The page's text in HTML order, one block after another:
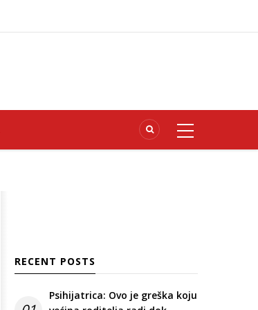
RECENT POSTS
Psihijatrica: Ovo je greška koju